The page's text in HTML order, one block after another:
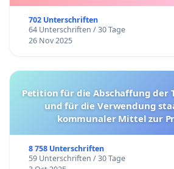
702 Unterschriften
64 Unterschriften / 30 Tage
26 Nov 2025
Petition für die Abschaffung der Tötungsstationen
und für die Verwendung
kommunaler Mittel zur
8 758 Unterschriften
59 Unterschriften / 30 Tage